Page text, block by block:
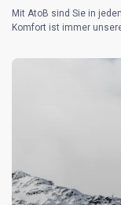
Mit AtoB sind Sie in
Komfort ist immer